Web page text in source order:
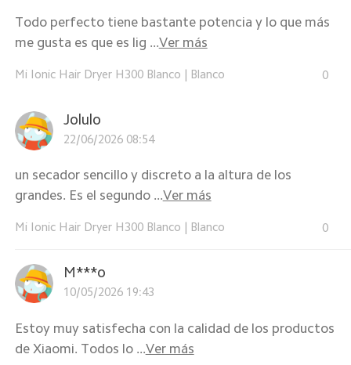
Todo perfecto tiene bastante potencia y lo que más
me gusta es que es lig ...Ver más
Mi Ionic Hair Dryer H300 Blanco | Blanco 0
Jolulo
22/06/2026 08:54
un secador sencillo y discreto a la altura de los
grandes. Es el segundo ...Ver más
Mi Ionic Hair Dryer H300 Blanco Blanco 0
M***o
10/05/2026 19:43
Estoy muy satisfecha con la calidad de los productos
de Xiaomi⁠. Todos lo ...Ver más